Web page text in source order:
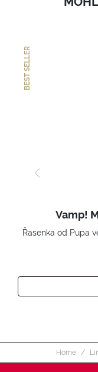
BEST SELLER
Vamp!
Home